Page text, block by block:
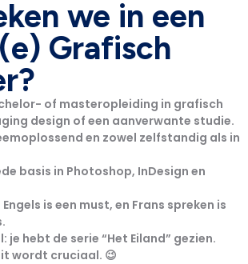
we in een
Grafisch
of masteropleiding in grafisch
design of een aanverwante studie.
en zowel zelfstandig als in
basis in Photoshop, InDesign en
is een must, en Frans spreken is
je hebt de serie “Het Eiland” gezien.
wordt cruciaal. 😉